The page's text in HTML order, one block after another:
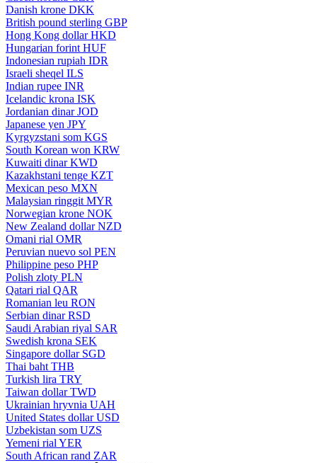
Danish krone DKK
British pound sterling GBP
Hong Kong dollar HKD
Hungarian forint HUF
Indonesian rupiah IDR
Israeli sheqel ILS
Indian rupee INR
Icelandic krona ISK
Jordanian dinar JOD
Japanese yen JPY
Kyrgyzstani som KGS
South Korean won KRW
Kuwaiti dinar KWD
Kazakhstani tenge KZT
Mexican peso MXN
Malaysian ringgit MYR
Norwegian krone NOK
New Zealand dollar NZD
Omani rial OMR
Peruvian nuevo sol PEN
Philippine peso PHP
Polish zloty PLN
Qatari rial QAR
Romanian leu RON
Serbian dinar RSD
Saudi Arabian riyal SAR
Swedish krona SEK
Singapore dollar SGD
Thai baht THB
Turkish lira TRY
Taiwan dollar TWD
Ukrainian hryvnia UAH
United States dollar USD
Uzbekistan som UZS
Yemeni rial YER
South African rand ZAR